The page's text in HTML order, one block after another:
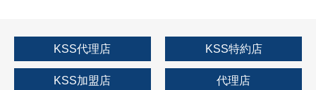
KSS代理店 KSS特約店
KSS加盟店 代理店